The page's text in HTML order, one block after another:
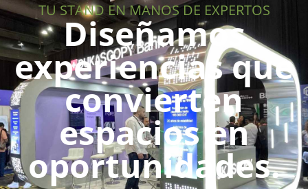
TU STAND EN MANOS DE EXPERTOS
Diseñamos
experiencias que
convierten
espacios en
oportunidades.